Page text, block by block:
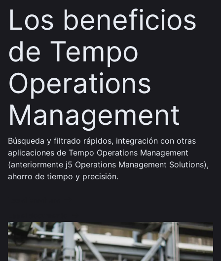
Los beneficios
de Tempo
Operations
Management
Búsqueda y filtrado rápidos, integración con otras
aplicaciones de Tempo Operations Management
(anteriormente j5 Operations Management Solutions),
ahorro de tiempo y precisión.